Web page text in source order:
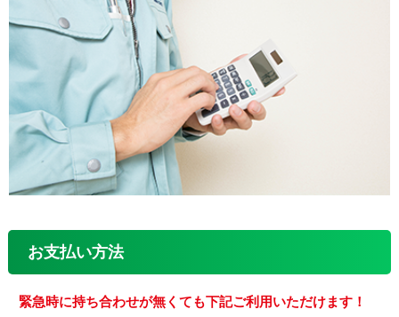
お支払い方法
緊急時に持ち合わせが無くても下記ご利用いただけます！